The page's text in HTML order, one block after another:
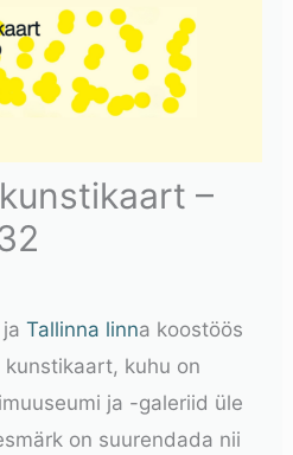
–
jaTallinna linna koostöös
kuhu on
ja -galeriid üle
on suurendada nii